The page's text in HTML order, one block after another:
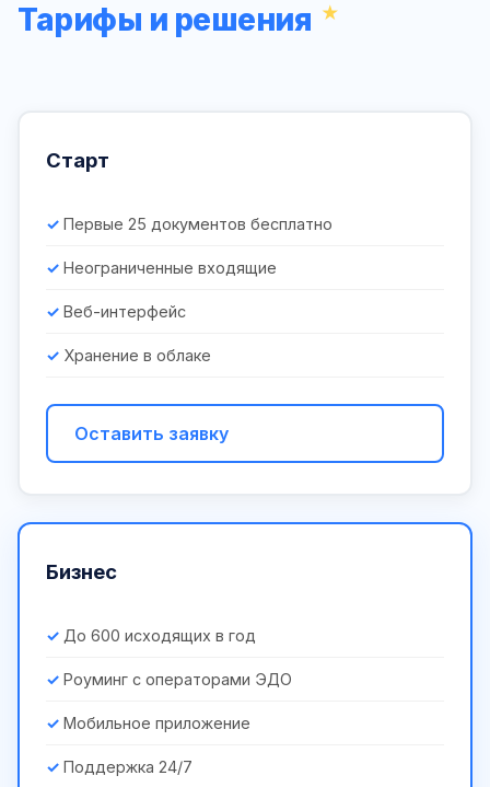
Тарифы и решения
Старт
Первые 25 документов бесплатно
Неограниченные входящие
Веб-интерфейс
Хранение в облаке
Оставить заявку
Бизнес
До 600 исходящих в год
Роуминг с операторами ЭДО
Мобильное приложение
Поддержка 24/7